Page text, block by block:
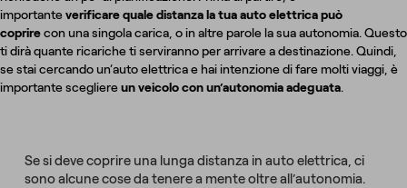
importanteverificare quale distanza la tua auto elettrica può
coprirecon una singola carica, o in altre parole la sua autonomia. Questo
ti dirà quante ricariche ti serviranno per arrivare a destinazione. Quindi,
se stai cercando un’auto elettrica e hai intenzione di fare molti viaggi, è
importante scegliereun veicolo con un’autonomia adeguata.
Se si deve coprire una lunga distanza in auto elettrica, ci
sono alcune cose da tenere a mente oltre all’autonomia.